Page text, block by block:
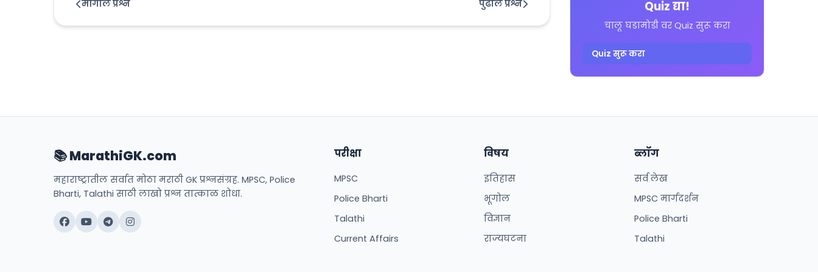
मागील प्रश्न पुढील प्रश्न Quiz द्या!
चालू घडामोडी वर Quiz सुरू करा
Quiz सुरू करा
📚 MarathiGK.com
महाराष्ट्रातील सर्वात मोठा मराठी GK प्रश्नसंग्रह. MPSC, Police
Bharti, Talathi साठी लाखो प्रश्न तात्काळ शोधा.
परीक्षा
MPSC
Police Bharti
Talathi
Current Affairs
विषय
इतिहास
भूगोल
विज्ञान
राज्यघटना
ब्लॉग
सर्व लेख
MPSC मार्गदर्शन
Police Bharti
Talathi